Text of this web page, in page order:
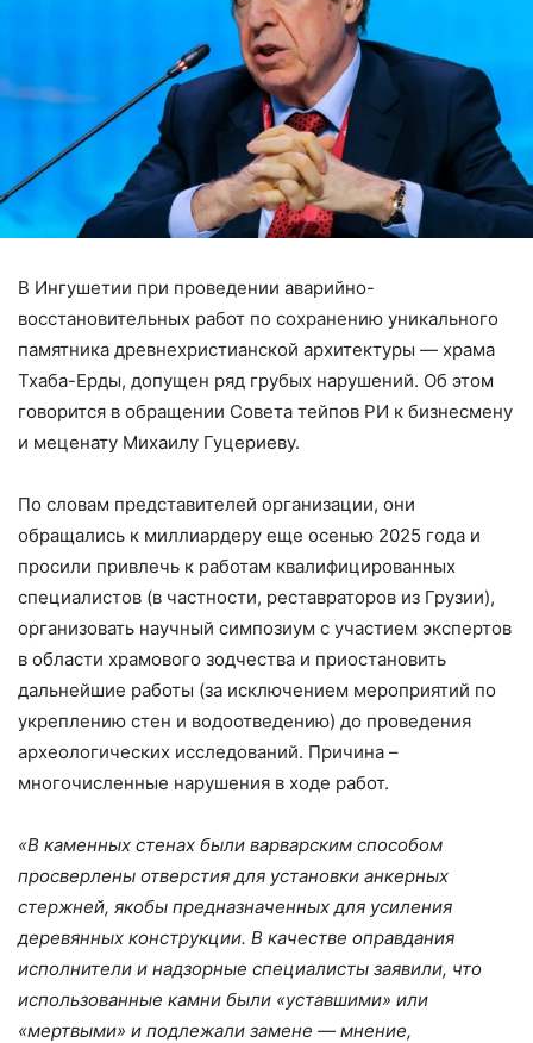
В Ингушетии при проведении аварийно-
восстановительных работ по сохранению уникального
памятника древнехристианской архитектуры — храма
Тхаба-Ерды, допущен ряд грубых нарушений. Об этом
говорится в обращении Совета тейпов РИ к бизнесмену
и меценату Михаилу Гуцериеву.
По словам представителей организации, они
обращались к миллиардеру еще осенью 2025 года и
просили привлечь к работам квалифицированных
специалистов (в частности, реставраторов из Грузии),
организовать научный симпозиум с участием экспертов
в области храмового зодчества и приостановить
дальнейшие работы (за исключением мероприятий по
укреплению стен и водоотведению) до проведения
археологических исследований. Причина –
многочисленные нарушения в ходе работ.
«В каменных стенах были варварским способом
просверлены отверстия для установки анкерных
стержней‌, якобы предназначенных для усиления
деревянных конструкции‌. В качестве оправдания
исполнители и надзорные специалисты заявили, что
использованные камни были «уставшими» или
«мертвыми» и подлежали замене — мнение,